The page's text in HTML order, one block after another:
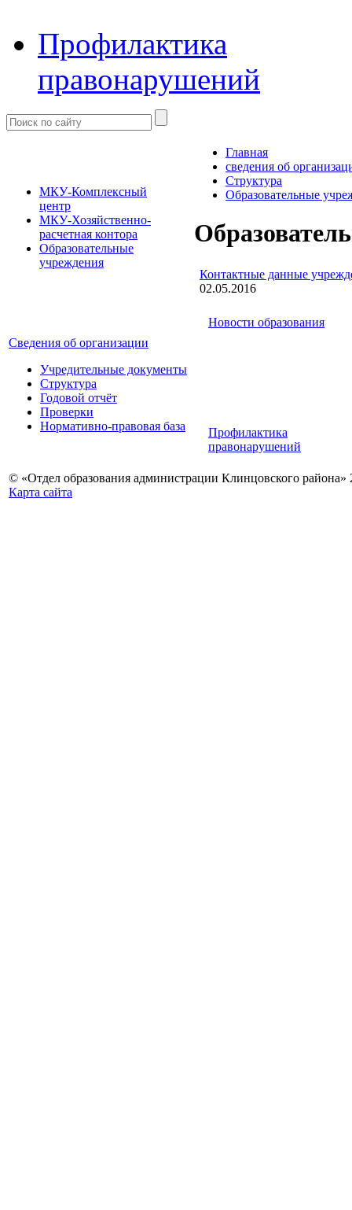
Профилактика
правонарушений
МКУ-Комплексный
центр
МКУ-Хозяйственно-
расчетная контора
Образовательные
учреждения
Главная
сведения об
Структура
Образовательные
Контактные данные
02.05.2016
Сведения об организации
Учредительные документы
Структура
Годовой отчёт
Проверки
Нормативно-правовая база
Новости образования
Профилактика
правонарушений
© «Отдел образования администрации Клинцовского района»
Карта сайта